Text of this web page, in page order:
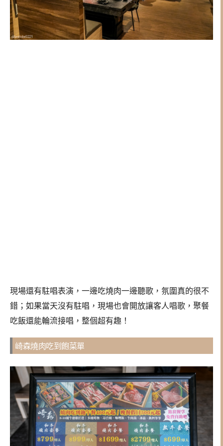
現場還有駐唱表演，一邊吃燒肉一邊聽歌，氛圍真的很不
錯；如果當天沒有駐唱，現場也會開放讓客人唱歌，聚餐
吃飯還能輪流接唱，整個超有趣！
崎森燒肉吃到飽菜單